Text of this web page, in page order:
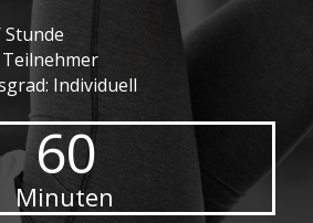
Stunde
Individuell
60
Minuten